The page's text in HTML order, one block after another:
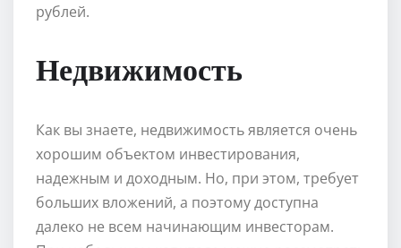
рублей.
Недвижимость
Как вы знаете, недвижимость является очень
хорошим объектом инвестирования,
надежным и доходным. Но, при этом, требует
больших вложений, а поэтому доступна
далеко не всем начинающим инвесторам.